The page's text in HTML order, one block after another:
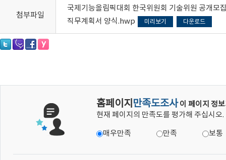
첨부파일
국제기능올림픽대회 한국위원회 기술위원 공개
직무계획서 양식.hwp
미리보기 다운로드
홈페이지만족도조사이 페이지 정
현재 페이지의 만족도를 평가해 주십시
매우만족
만족 보통